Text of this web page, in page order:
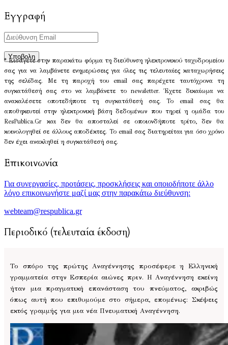
Εγγραφή
* Εισάγετε στην παρακάτω φόρμα τη διεύθυνση ηλεκτρονικού ταχυδρομείου
σας για να λαμβάνετε ενημερώσεις για όλες τις τελευταίες καταχωρήσεις
της σελίδας. Με τη παροχή του email σας παρέχετε ταυτόχρονα τη
συγκατάθεσή σας στο να λαμβάνετε το newsletter. Έχετε δικαίωμα να
ανακαλέσετε οποτεδήποτε τη συγκατάθεσή σας. Το email σας θα
αποθηκευτεί στην ηλεκτρονική βάση δεδομένων που τηρεί η ομάδα του
ResPublica.Gr και δεν θα αποσταλεί σε οποιονδήποτε τρίτο, δεν θα
κοινολογηθεί σε άλλους αποδέκτες. Το email σας διατηρείται για όσο χρόνο
δεν έχει ανακληθεί η συγκατάθεσή σας.
Επικοινωνία
Για συνεργασίες, προτάσεις, προσκλήσεις και οποιοδήποτε άλλο
λόγο επικοινωνήστε μαζί μας στην παρακάτω διεύθυνση:
webteam@respublica.gr
Περιοδικό (τελευταία έκδοση)
Το σπόρο της πρώτης Αναγέννησης προσέφερε η Ελληνική
γραμματεία στην Εσπερία αιώνες πριν. Η Αναγέννηση εκείνη
ήταν μια πραγματική επανάσταση του πνεύματος, ακριβώς
όπως αυτή που επιθυμούμε στο σήμερα, επομένως: Σκέψεις
εκτός γραμμής για μια νέα Πνευματική Αναγέννηση.